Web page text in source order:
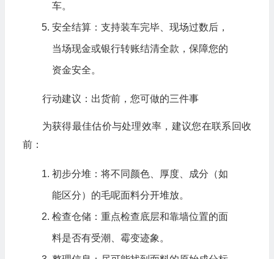
车。
安全结算：支持装车完毕、现场过数后，
当场现金或银行转账结清全款，保障您的
资金安全。
行动建议：出货前，您可做的三件事
为获得最佳估价与处理效率，建议您在联系回收
前：
初步分堆：将不同颜色、厚度、成分（如
能区分）的毛呢面料分开堆放。
检查仓储：重点检查底层和靠墙位置的面
料是否有受潮、霉变迹象。